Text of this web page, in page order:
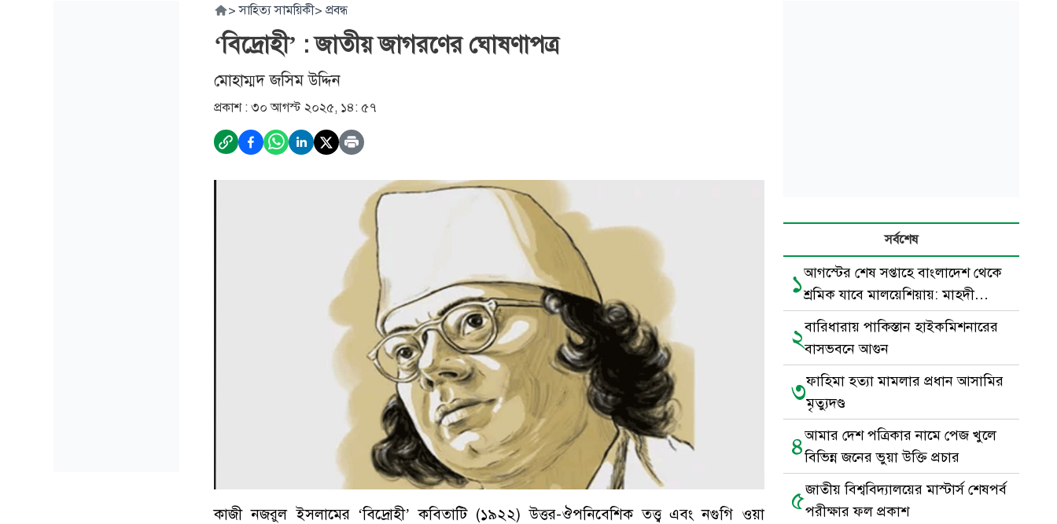
> সাহিত্য সাময়িকী> প্রবন্ধ
‘বিদ্রোহী’ : জাতীয় জাগরণের ঘোষণাপত্র
মোহাম্মদ জসিম উদ্দিন
প্রকাশ : ৩০ আগস্ট ২০২৫, ১৪: ৫৭
কাজী নজরুল ইসলামের ‘বিদ্রোহী’ কবিতাটি (১৯২২) উত্তর-ঔপনিবেশিক তত্ত্ব এবং নগুগি ওয়া
সর্বশেষ
১আগস্টের শেষ সপ্তাহে বাংলাদেশ থেকে
শ্রমিক যাবে মালয়েশিয়ায়: মাহদী
আমিন
২বারিধারায় পাকিস্তান হাইকমিশনারের
বাসভবনে আগুন
৩ফাহিমা হত্যা মামলার প্রধান আসামির
মৃত্যুদণ্ড
৪আমার দেশ পত্রিকার নামে পেজ খুলে
বিভিন্ন জনের ভুয়া উক্তি প্রচার
৫জাতীয় বিশ্ববিদ্যালয়ের মাস্টার্স শেষপর্ব
পরীক্ষার ফল প্রকাশ